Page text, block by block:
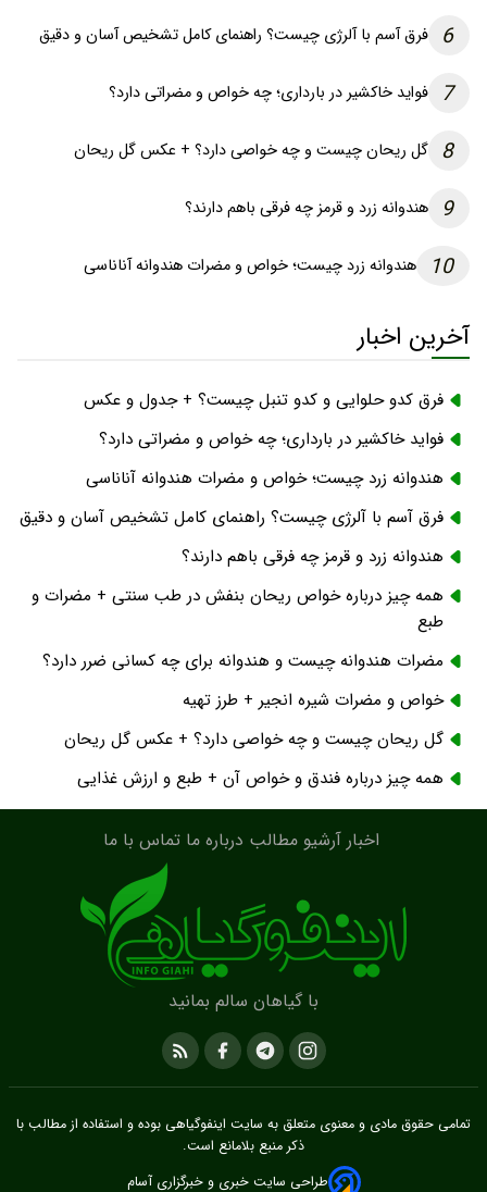
6 فرق آسم با آلرژی چیست؟ راهنمای کامل تشخیص آسان و دقیق
7 فواید خاکشیر در بارداری؛ چه خواص و مضراتی دارد؟
8 گل ریحان چیست و چه خواصی دارد؟ + عکس گل ریحان
9 هندوانه زرد و قرمز چه فرقی باهم دارند؟
10 هندوانه زرد چیست؛ خواص و مضرات هندوانه آناناسی
آخرین اخبار
فرق کدو حلوایی و کدو تنبل چیست؟ + جدول و عکس
فواید خاکشیر در بارداری؛ چه خواص و مضراتی دارد؟
هندوانه زرد چیست؛ خواص و مضرات هندوانه آناناسی
فرق آسم با آلرژی چیست؟ راهنمای کامل تشخیص آسان و دقیق
هندوانه زرد و قرمز چه فرقی باهم دارند؟
همه چیز درباره خواص ریحان بنفش در طب سنتی + مضرات و
طبع
مضرات هندوانه چیست و هندوانه برای چه کسانی ضرر دارد؟
خواص و مضرات شیره انجیر + طرز تهیه
گل ریحان چیست و چه خواصی دارد؟ + عکس گل ریحان
همه چیز درباره فندق و خواص آن + طبع و ارزش غذایی
اخبار آرشیو مطالب درباره ما تماس با ما
با گیاهان سالم بمانید
تمامی حقوق مادی و معنوی متعلق به سایت اینفوگیاهی بوده و استفاده از مطالب با
ذکر منبع بلامانع است.
طراحی سایت خبری و خبرگزاری آسام